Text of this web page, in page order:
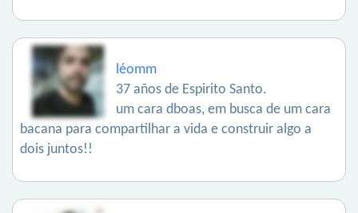
léomm
37 años de Espirito Santo.
um cara dboas, em busca de um cara
bacana para compartilhar a vida e construir algo a
dois juntos!!